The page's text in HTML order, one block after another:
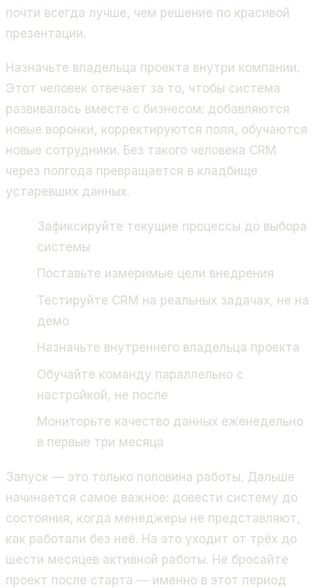
почти всегда лучше, чем решение по красивой
презентации.
Назначьте владельца проекта внутри компании.
Этот человек отвечает за то, чтобы система
развивалась вместе с бизнесом: добавляются
новые воронки, корректируются поля, обучаются
новые сотрудники. Без такого человека CRM
через полгода превращается в кладбище
устаревших данных.
Зафиксируйте текущие процессы до выбора
системы
Поставьте измеримые цели внедрения
Тестируйте CRM на реальных задачах, не на
демо
Назначьте внутреннего владельца проекта
Обучайте команду параллельно с
настройкой, не после
Мониторьте качество данных еженедельно
в первые три месяца
Запуск — это только половина работы. Дальше
начинается самое важное: довести систему до
состояния, когда менеджеры не представляют,
как работали без неё. На это уходит от трёх до
шести месяцев активной работы. Не бросайте
проект после старта — именно в этот период